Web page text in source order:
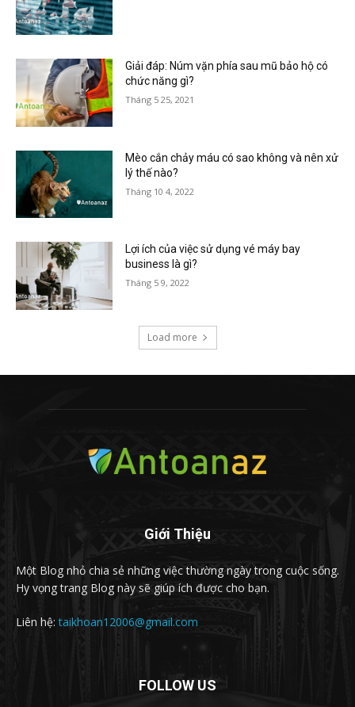
Giải đáp: Núm vặn phía sau mũ bảo hộ có
chức năng gì?
Tháng 5 25, 2021
Mèo cắn chảy máu có sao không và nên xử
lý thế nào?
Tháng 10 4, 2022
Lợi ích của việc sử dụng vé máy bay
business là gì?
Tháng 5 9, 2022
Load more
Giới Thiệu
Một Blog nhỏ chia sẻ những việc thường ngày trong cuộc sống.
Hy vọng trang Blog này sẽ giúp ích được cho bạn.
Liên hệ:taikhoan12006@gmail.com
FOLLOW US